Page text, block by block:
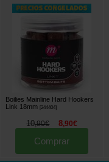
Boilies Mainline Hard Hookers
Link 18mm
244404]
10,90€ 8,90€
Comprar